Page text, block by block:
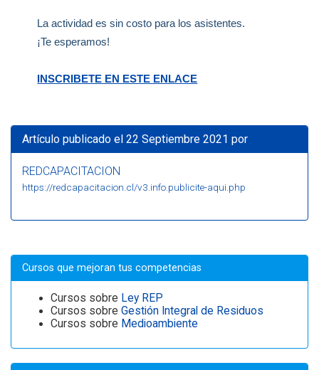
La actividad es sin costo para los asistentes.
¡Te esperamos!
INSCRIBETE EN ESTE ENLACE
Artículo publicado el 22 Septiembre 2021 por
REDCAPACITACION
https://redcapacitacion.cl/v3.info.publicite-aqui.php
Cursos que mejoran tus competencias
Cursos sobre Ley REP
Cursos sobre Gestión Integral de Residuos
Cursos sobre Medioambiente